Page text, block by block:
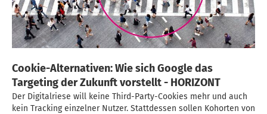
Cookie-Alternativen: Wie sich Google das
Targeting der Zukunft vorstellt - HORIZONT
Der Digitalriese will keine Third-Party-Cookies mehr und auch
kein Tracking einzelner Nutzer. Stattdessen sollen Kohorten von